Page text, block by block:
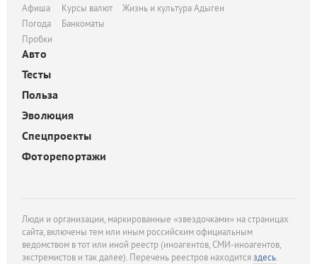
Афиша
Погода
Пробки
Курсы валют
Банкоматы
Жизнь и культура Адыгеи
Авто
Тесты
Польза
Эволюция
Спецпроекты
Фоторепортажи
Люди и организации, маркированные «звездочками» на страницах
сайта, включены тем или иным российским официальным
ведомством в тот или иной реестр (иноагентов, СМИ-иноагентов,
экстремистов и так далее). Перечень реестров находитсяздесь.